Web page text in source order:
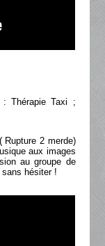
: Thérapie Taxi ;
2 merde)
aux images
au groupe de
hésiter !